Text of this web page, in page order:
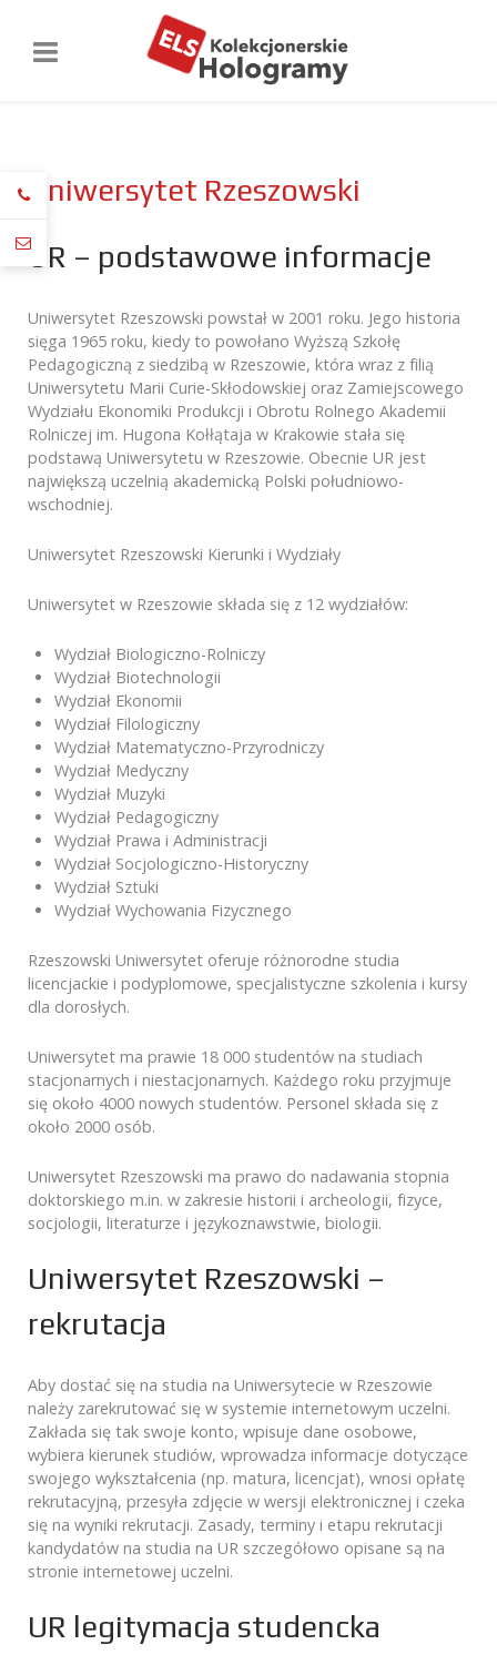
Uniwersytet Rzeszowski
UR – podstawowe informacje
Uniwersytet Rzeszowski powstał w 2001 roku. Jego historia
sięga 1965 roku, kiedy to powołano Wyższą Szkołę
Pedagogiczną z siedzibą w Rzeszowie, która wraz z filią
Uniwersytetu Marii Curie-Skłodowskiej oraz Zamiejscowego
Wydziału Ekonomiki Produkcji i Obrotu Rolnego Akademii
Rolniczej im. Hugona Kołłątaja w Krakowie stała się
podstawą Uniwersytetu w Rzeszowie. Obecnie UR jest
największą uczelnią akademicką Polski południowo-
wschodniej.
Uniwersytet Rzeszowski Kierunki i Wydziały
Uniwersytet w Rzeszowie składa się z 12 wydziałów:
Wydział Biologiczno-Rolniczy
Wydział Biotechnologii
Wydział Ekonomii
Wydział Filologiczny
Wydział Matematyczno-Przyrodniczy
Wydział Medyczny
Wydział Muzyki
Wydział Pedagogiczny
Wydział Prawa i Administracji
Wydział Socjologiczno-Historyczny
Wydział Sztuki
Wydział Wychowania Fizycznego
Rzeszowski Uniwersytet oferuje różnorodne studia
licencjackie i podyplomowe, specjalistyczne szkolenia i kursy
dla dorosłych.
Uniwersytet ma prawie 18 000 studentów na studiach
stacjonarnych i niestacjonarnych. Każdego roku przyjmuje
się około 4000 nowych studentów. Personel składa się z
około 2000 osób.
Uniwersytet Rzeszowski ma prawo do nadawania stopnia
doktorskiego m.in. w zakresie historii i archeologii, fizyce,
socjologii, literaturze i językoznawstwie, biologii.
Uniwersytet Rzeszowski –
rekrutacja
Aby dostać się na studia na Uniwersytecie w Rzeszowie
należy zarekrutować się w systemie internetowym uczelni.
Zakłada się tak swoje konto, wpisuje dane osobowe,
wybiera kierunek studiów, wprowadza informacje dotyczące
swojego wykształcenia (np. matura, licencjat), wnosi opłatę
rekrutacyjną, przesyła zdjęcie w wersji elektronicznej i czeka
się na wyniki rekrutacji. Zasady, terminy i etapu rekrutacji
kandydatów na studia na UR szczegółowo opisane są na
stronie internetowej uczelni.
UR legitymacja studencka